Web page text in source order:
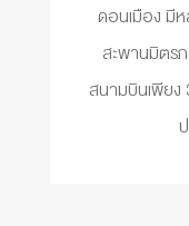
ดอนเมือง มี
สะพานมิตร
สนามบินเพียง